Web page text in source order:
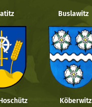
Buslawitz
Köberwitz